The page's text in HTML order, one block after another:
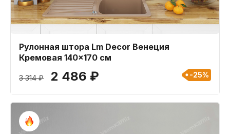
Рулонная штора Lm Decor Венеция
Кремовая 140x170 см
3 314 ₽ 2 486 ₽ -25%